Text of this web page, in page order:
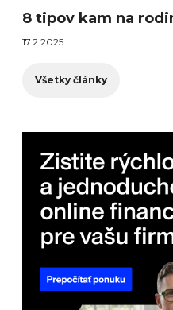
8 tipov kam na
17.2.2025
Všetky články